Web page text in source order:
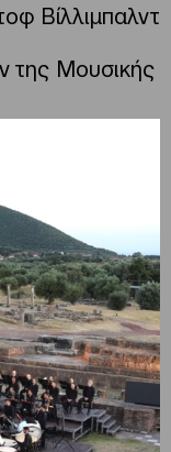
Βίλλιμπαλντ
της Μουσικής